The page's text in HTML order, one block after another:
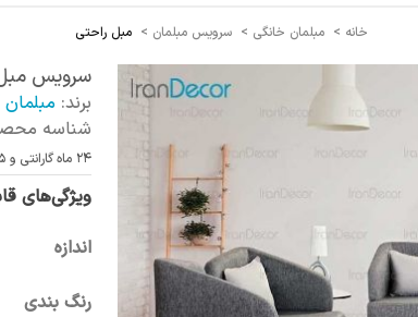
خانه > مبلمان خانگی > سرویس مبلمان > مبل راحتی
سرویس مبل
برند: مبلمان
شناسه
24 ماه گارانتی و 5 سال خدمات پس از فروش
ویژگی‌های
اندازه
رنگ بندی